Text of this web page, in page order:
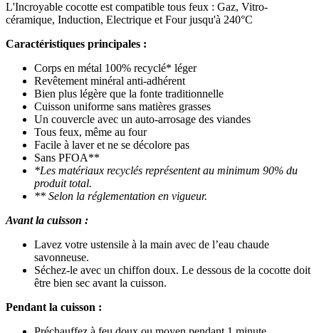
L'Incroyable cocotte est compatible tous feux : Gaz, Vitro-
céramique, Induction, Electrique et Four jusqu'à 240°C
Caractéristiques principales :
Corps en métal 100% recyclé* léger
Revêtement minéral anti-adhérent
Bien plus légère que la fonte traditionnelle
Cuisson uniforme sans matières grasses
Un couvercle avec un auto-arrosage des viandes
Tous feux, même au four
Facile à laver et ne se décolore pas
Sans PFOA**
*Les matériaux recyclés représentent au minimum 90% du
produit total.
** Selon la réglementation en vigueur.
Avant la cuisson :
Lavez votre ustensile à la main avec de l’eau chaude
savonneuse.
Séchez-le avec un chiffon doux. Le dessous de la cocotte doit
être bien sec avant la cuisson.
Pendant la cuisson :